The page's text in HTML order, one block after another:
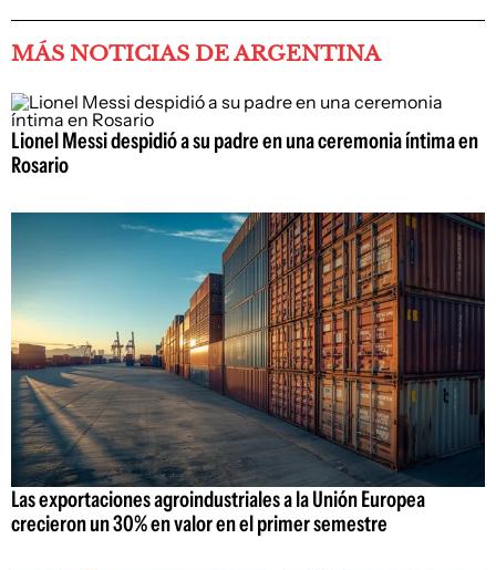
MÁS NOTICIAS DE ARGENTINA
Lionel Messi despidió a su padre en una ceremonia íntima en
Rosario
Las exportaciones agroindustriales a la Unión Europea
crecieron un 30% en valor en el primer semestre